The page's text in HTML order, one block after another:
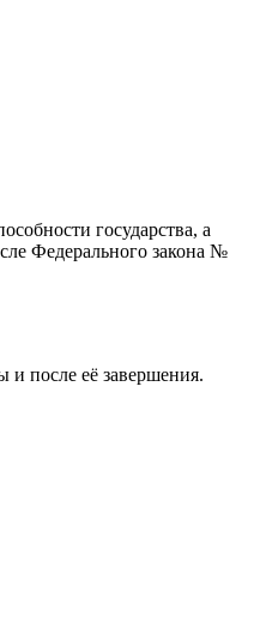
государства, а
Федерального закона №
и после её завершения.